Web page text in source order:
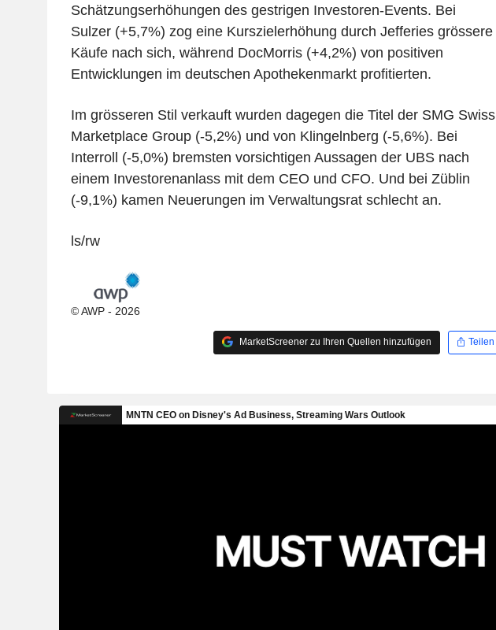
Schätzungserhöhungen des gestrigen Investoren-Events. Bei
Sulzer (+5,7%) zog eine Kurszielerhöhung durch Jefferies grössere
Käufe nach sich, während DocMorris (+4,2%) von positiven
Entwicklungen im deutschen Apothekenmarkt profitierten.
Im grösseren Stil verkauft wurden dagegen die Titel der SMG Swiss
Marketplace Group (-5,2%) und von Klingelnberg (-5,6%). Bei
Interroll (-5,0%) bremsten vorsichtigen Aussagen der UBS nach
einem Investorenanlass mit dem CEO und CFO. Und bei Züblin
(-9,1%) kamen Neuerungen im Verwaltungsrat schlecht an.
ls/rw
© AWP - 2026
MarketScreener zu Ihren Quellen hinzufügen Teilen